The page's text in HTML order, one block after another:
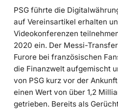
PSG führte die
auf Vereinsartikel erhalten
Videokonferenzen
2020 ein. Der Messi-
Furore bei französischen
die Finanzwelt aufgemischt
von PSG kurz vor der
einen Wert von über 1,2
getrieben. Bereits als